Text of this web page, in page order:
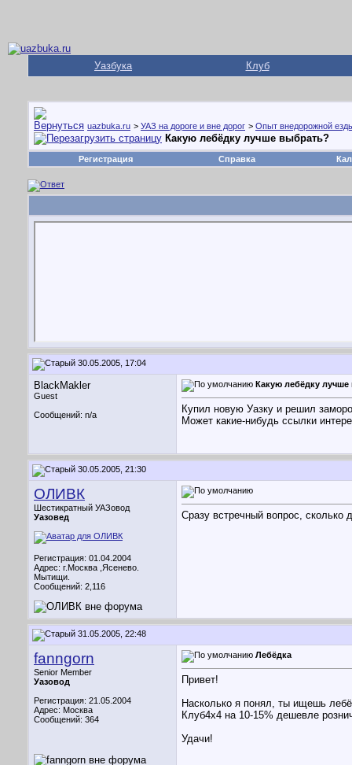
Уазбука Клуб
uazbuka.ru > УАЗ на дороге и вне дорог > Опыт внедорожной
Какую лебёдку лучше выбрать?
Регистрация Справка
30.05.2005, 17:04
BlackMakler
Guest
Сообщений: n/a
Какую лебёдку
Купил новую Уазку и решил
Может какие-нибудь ссылки
30.05.2005, 21:30
ОЛИВК
Шестикратный УАЗовод
Уазовед
Регистрация: 01.04.2004
Адрес: г.Москва ,Ясенево.
Мытищи.
Сообщений: 2,116
Сразу встречный вопрос, сколько
31.05.2005, 22:48
fanngorn
Senior Member
Уазовод
Регистрация: 21.05.2004
Адрес: Москва
Сообщений: 364
Лебёдка
Привет!
Насколько я понял, ты ищешь
Клуб4х4 на 10-15% дешевле
Удачи!